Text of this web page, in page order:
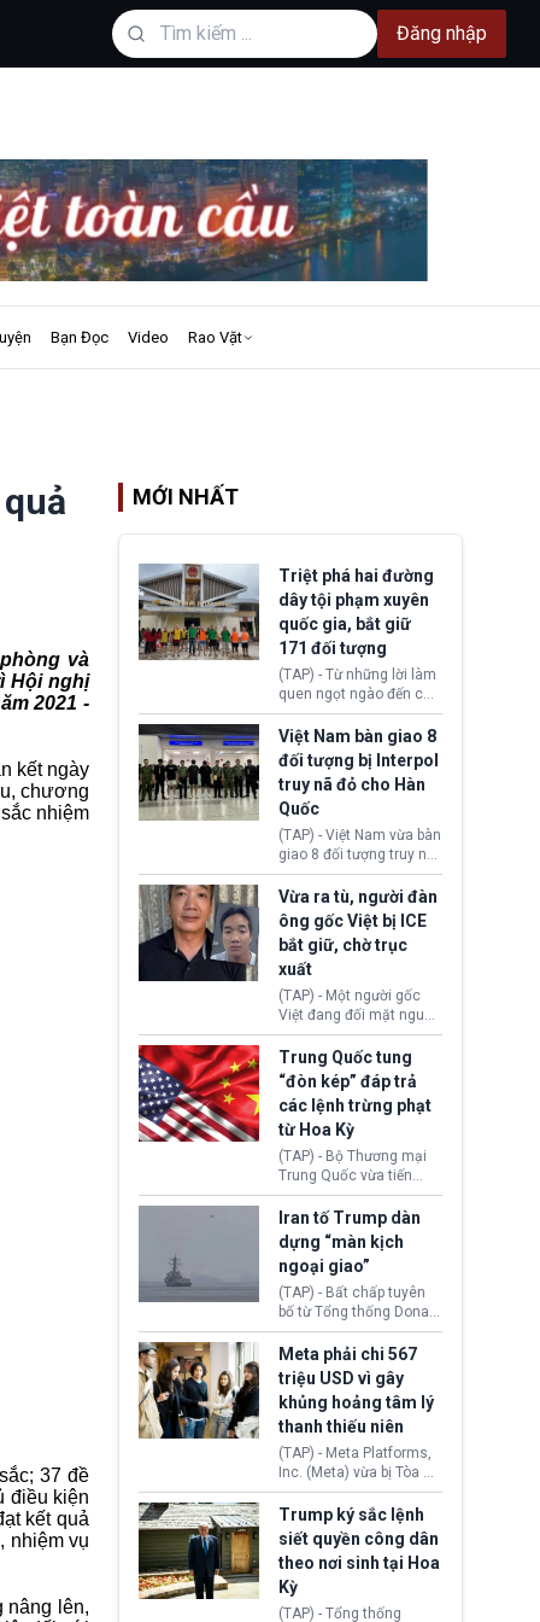
Đăng nhập
Bạn Đọc Video Rao Vặt
và
Hội nghị
2021 -
kết ngày
chương
nhiệm
37 đề
điều kiện
kết quả
nhiệm vụ
nâng lên,
MỚI NHẤT
Triệt phá hai đường
dây tội phạm xuyên
quốc gia, bắt giữ
171 đối tượng
(TAP) - Từ những lời làm
quen ngọt ngào đến các
“sàn vàng ảo”, bất động
sản trực tuyến cùng
đường dây đánh bạc quy
mô lớn, hai tổ chức tội
phạm xuyên quốc gia đã
dựng lên mạng lưới hoạt
động tại Việt Nam và
Lào, lôi kéo hàng nghìn
người tham gia, luân
chuyển dòng tiền qua
nhiều lớp tài khoản. Sau
hơn 2 tuần phối hợp truy
xét, lực lượng chức năng
hai nước đã bắt giữ 171
Việt Nam bàn giao 8
đối tượng bị Interpol
truy nã đỏ cho Hàn
Quốc
(TAP) - Việt Nam vừa bàn
giao 8 đối tượng truy nã
đỏ Interpol cho lực lượng
chức năng Hàn Quốc.
Nhóm này bị xác định
lừa đảo 619 nạn nhân,
chiếm đoạt hơn 17,7 tỷ
KRW.
Vừa ra tù, người đàn
ông gốc Việt bị ICE
bắt giữ, chờ trục
xuất
(TAP) - Một người gốc
Việt đang đối mặt nguy
cơ bị trục xuất khỏi Hoa
Kỳ sau khi đã chấp hành
xong bản án liên quan
đến tội ác từ hơn 30
năm trước tại California.
Trung Quốc tung
“đòn kép” đáp trả
các lệnh trừng phạt
từ Hoa Kỳ
(TAP) - Bộ Thương mại
Trung Quốc vừa tiến
hành áp đặt lệnh trừng
phạt lên hàng loạt thực
thể và siết chặt kiểm
soát xuất khẩu máy bay
không người lái (UAV)
sang Hoa Kỳ. Động thái
này nhằm đáp trả các
biện pháp hạn chế
thương mại, áp thuế mới
cùng lệnh cấm công
nghệ gần đây từ phía
Washington.
Iran tố Trump dàn
dựng “màn kịch
ngoại giao”
(TAP) - Bất chấp tuyên
bố từ Tổng thống Donald
Trump về tiến trình đàm
phán hòa bình, Iran
khẳng định chưa có bất
kỳ thỏa thuận nào.
Tehran cho rằng, Hoa Kỳ
chỉ đang dàn dựng “màn
kịch ngoại giao” để xoa
dịu căng thẳng.
Meta phải chi 567
triệu USD vì gây
khủng hoảng tâm lý
thanh thiếu niên
(TAP) - Meta Platforms,
Inc. (Meta) vừa bị Tòa án
bang New Mexico yêu
cầu đóng góp 567 triệu
USD vào một quỹ khắc
phục hậu quả. Quyết
định này diễn ra sau khi
toà xác định, những nền
tảng mạng xã hội
Trump ký sắc lệnh
siết quyền công dân
theo nơi sinh tại Hoa
Kỳ
(TAP) - Tổng thống